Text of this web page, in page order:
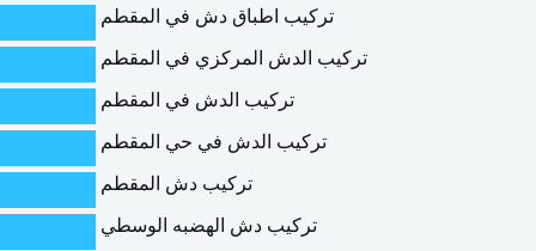
تركيب اطباق دش في المقطم
تركيب الدش المركزي في المقطم
تركيب الدش في المقطم
تركيب الدش في حي المقطم
تركيب دش المقطم
تركيب دش الهضبه الوسطي